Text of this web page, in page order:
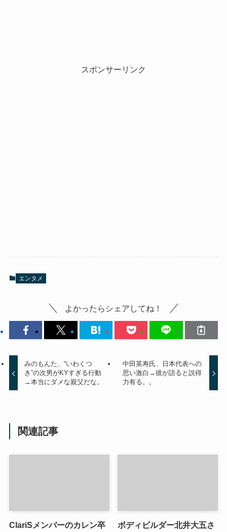
スポンサーリンク
エンタメ
よかったらシェアしてね！
みのもんた、“いわくつ
き”の次男がKYすぎる行動
→本当にダメな親父だな。
中田英寿氏、日本代表への
思い激白→彼が語ると説得
力有る。。
関連記事
ClariSメンバーのカレン卒
ボディビルダー北井大五さ